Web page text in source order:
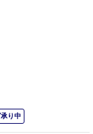
り中